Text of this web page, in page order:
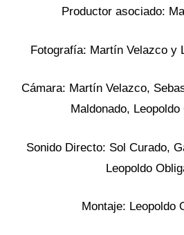
Productor asociado:
Fotografía: Martín Velazco y
Cámara: Martín Velazco,
Maldonado, Leopoldo
Sonido Directo: Sol Curado,
Leopoldo
Montaje: Leopoldo